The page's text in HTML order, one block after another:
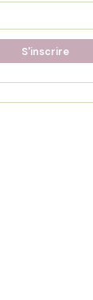
S'inscrire